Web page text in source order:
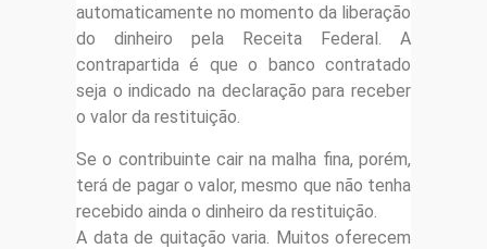
automaticamente no momento da liberação
do dinheiro pela Receita Federal. A
contrapartida é que o banco contratado
seja o indicado na declaração para receber
o valor da restituição.
Se o contribuinte cair na malha fina, porém,
terá de pagar o valor, mesmo que não tenha
recebido ainda o dinheiro da restituição.
A data de quitação varia. Muitos oferecem